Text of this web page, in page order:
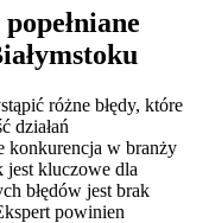
różne błędy, które
działań
konkurencja w branży
jest kluczowe dla
błędów jest brak
powinien